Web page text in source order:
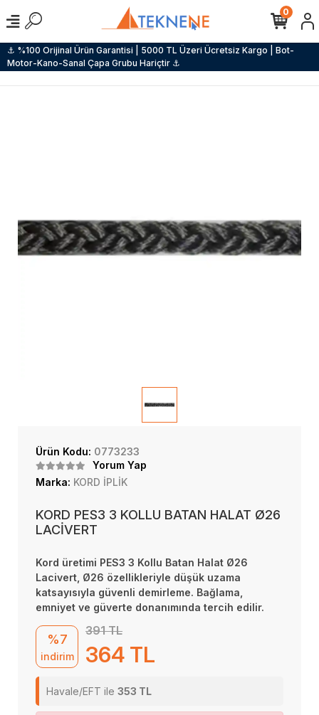
⚓ %100 Orijinal Ürün Garantisi | 5000 TL Üzeri Ücretsiz Kargo | Bot-
Motor-Kano-Sanal Çapa Grubu Hariçtir ⚓
0
Ürün Kodu: 0773233
Yorum Yap
Marka: KORD İPLİK
KORD PES3 3 KOLLU BATAN HALAT Ø26
LACİVERT
Kord üretimi PES3 3 Kollu Batan Halat Ø26
Lacivert, Ø26 özellikleriyle düşük uzama
katsayısıyla güvenli demirleme. Bağlama,
emniyet ve güverte donanımında tercih edilir.
%7
indirim
391 TL
364 TL
Havale/EFT ile 353 TL